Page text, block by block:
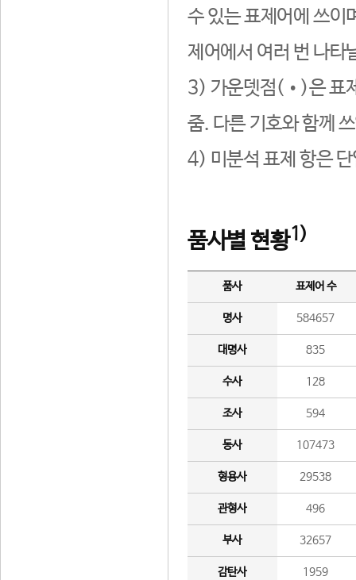
수 있는 표제어에 쓰이
제어에서 여러 번 나타
3) 가운뎃점(•)은 표
줌. 다른 기호와 함께
4) 미분석 표제 항은
품사별 현황1)
품사 표제어 수
명사 584657
대명사 835
수사 128
조사 594
동사 107473
형용사 29538
관형사 496
부사 32657
감탄사 1959